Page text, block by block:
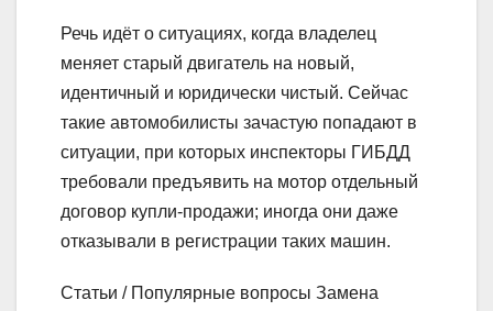
Речь идёт о ситуациях, когда владелец
меняет старый двигатель на новый,
идентичный и юридически чистый. Сейчас
такие автомобилисты зачастую попадают в
ситуации, при которых инспекторы ГИБДД
требовали предъявить на мотор отдельный
договор купли-продажи; иногда они даже
отказывали в регистрации таких машин.
Статьи / Популярные вопросы Замена